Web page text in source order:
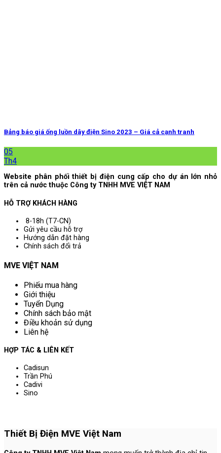
Bảng báo giá ống luồn dây điện Sino 2023 – Giá cả cạnh tranh
05
Th4
Website phân phối thiết bị điện cung cấp cho dự án lớn nhỏ
trên cả nước thuộc Công ty TNHH MVE VIỆT NAM
HỖ TRỢ KHÁCH HÀNG
8-18h (T7-CN)
Gửi yêu cầu hỗ trợ
Hướng dẫn đặt hàng
Chính sách đổi trả
MVE VIỆT NAM
Phiếu mua hàng
Giới thiệu
Tuyển Dụng
Chính sách bảo mật
Điều khoản sử dụng
Liên hệ
HỢP TÁC & LIÊN KẾT
Cadisun
Trần Phú
Cadivi
Sino
Thiết Bị Điện MVE Việt Nam